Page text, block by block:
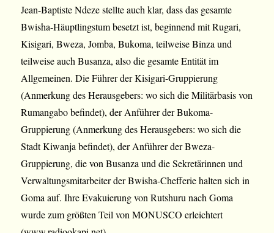
Jean-Baptiste Ndeze stellte auch klar, dass das gesamte
Bwisha-Häuptlingstum besetzt ist, beginnend mit Rugari,
Kisigari, Bweza, Jomba, Bukoma, teilweise Binza und
teilweise auch Busanza, also die gesamte Entität im
Allgemeinen. Die Führer der Kisigari-Gruppierung
(Anmerkung des Herausgebers: wo sich die Militärbasis von
Rumangabo befindet), der Anführer der Bukoma-
Gruppierung (Anmerkung des Herausgebers: wo sich die
Stadt Kiwanja befindet), der Anführer der Bweza-
Gruppierung, die von Busanza und die Sekretärinnen und
Verwaltungsmitarbeiter der Bwisha-Chefferie halten sich in
Goma auf. Ihre Evakuierung von Rutshuru nach Goma
wurde zum größten Teil von MONUSCO erleichtert